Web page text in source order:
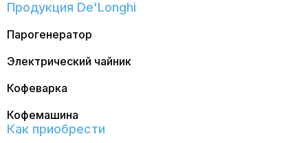
Продукция De'Longhi
Парогенератор
Электрический чайник
Кофеварка
Кофемашина
Как приобрести